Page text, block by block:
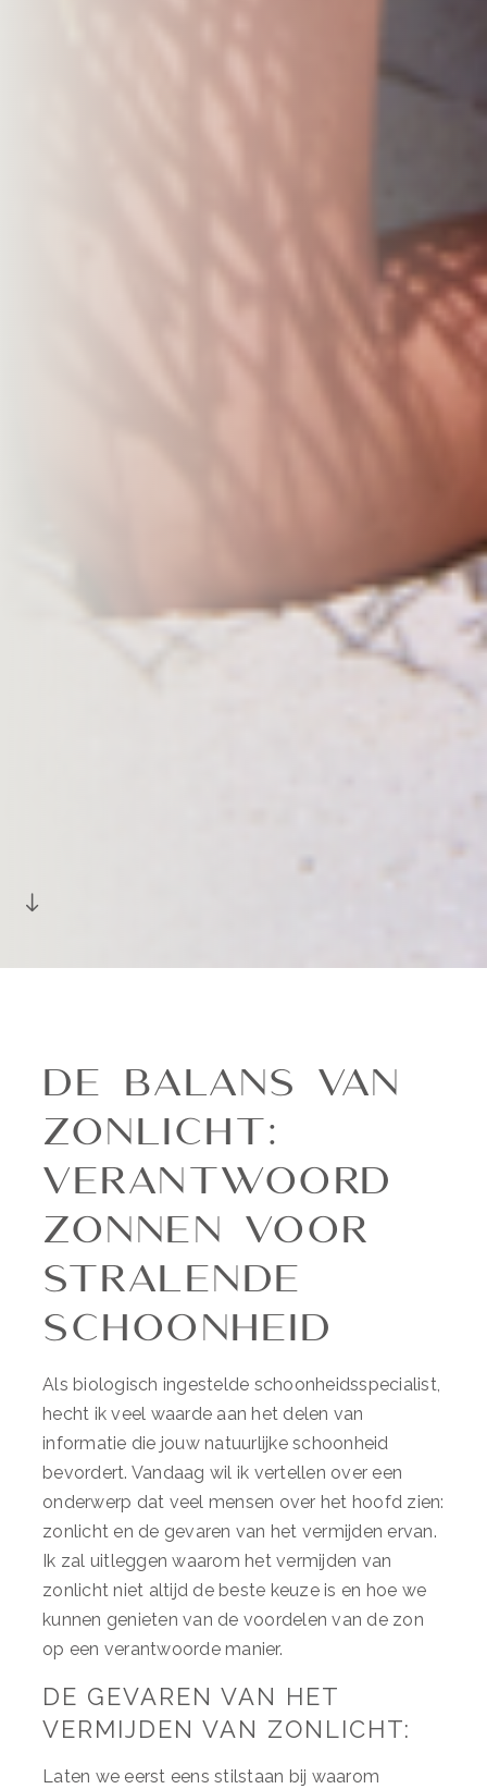
De Balans van
Zonlicht:
Verantwoord
Zonnen voor
Stralende
Schoonheid
Als biologisch ingestelde schoonheidsspecialist,
hecht ik veel waarde aan het delen van
informatie die jouw natuurlijke schoonheid
bevordert. Vandaag wil ik vertellen over een
onderwerp dat veel mensen over het hoofd zien:
zonlicht en de gevaren van het vermijden ervan.
Ik zal uitleggen waarom het vermijden van
zonlicht niet altijd de beste keuze is en hoe we
kunnen genieten van de voordelen van de zon
op een verantwoorde manier.
DE GEVAREN VAN HET
VERMIJDEN VAN ZONLICHT:
Laten we eerst eens stilstaan bij waarom